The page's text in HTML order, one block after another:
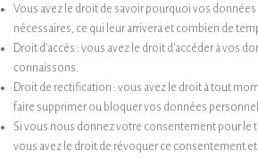
Vous avez le droit de savoir pourquoi vos
nécessaires, ce qui leur arrivera et combien de
Droit d’accès : vous avez le droit d’accéder à vos
connaissons.
Droit de rectification : vous avez le droit à tout
faire supprimer ou bloquer vos données
Si vous nous donnez votre consentement pour le
vous avez le droit de révoquer ce consentement